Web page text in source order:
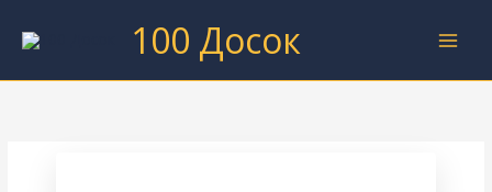
100 Досок